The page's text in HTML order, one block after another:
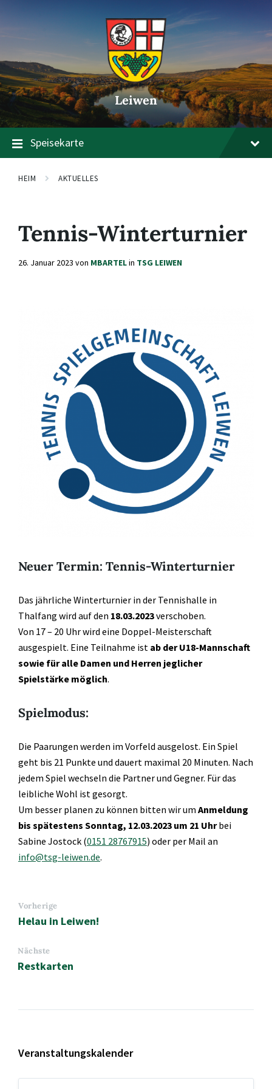
springen
springen
springen
Leiwen
Speisekarte
HEIM AKTUELLES
Tennis-Winterturnier
26. Januar 2023 von MBARTELin TSG LEIWEN
Neuer Termin: Tennis-Winterturnier
Das jährliche Winterturnier in der Tennishalle in
Thalfang wird auf den 18.03.2023verschoben.
Von 17 – 20 Uhr wird eine Doppel-Meisterschaft
ausgespielt. Eine Teilnahme ist ab der U18-Mannschaft
sowie für alle Damen und Herren jeglicher
Spielstärke möglich.
Spielmodus:
Die Paarungen werden im Vorfeld ausgelost. Ein Spiel
geht bis 21 Punkte und dauert maximal 20 Minuten. Nach
jedem Spiel wechseln die Partner und Gegner. Für das
leibliche Wohl ist gesorgt.
Um besser planen zu können bitten wir um Anmeldung
bis spätestens Sonntag, 12.03.2023 um 21 Uhrbei
Sabine Jostock (0151 28767915) oder per Mail an
info@tsg-leiwen.de.
Vorherige
Helau in Leiwen!
Nächste
Restkarten
Veranstaltungskalender